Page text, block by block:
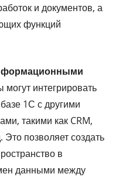
и документов, а
функций
интегрировать
1С с другими
такими как CRM,
Это позволяет создать
в
данными между